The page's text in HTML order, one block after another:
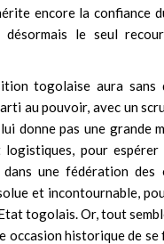
encore la confiance
le seul
togolaise aura
au pouvoir, avec un
donne pas une grande
pour espérer
une fédération des
et incontournable,
togolais. Or, tout
occasion historique de